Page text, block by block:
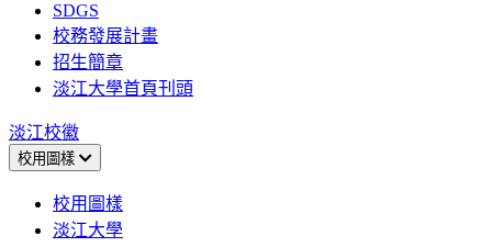
SDGS
校務發展計畫
招生簡章
淡江大學首頁刊頭
淡江校徽
校用圖樣
校用圖樣
淡江大學